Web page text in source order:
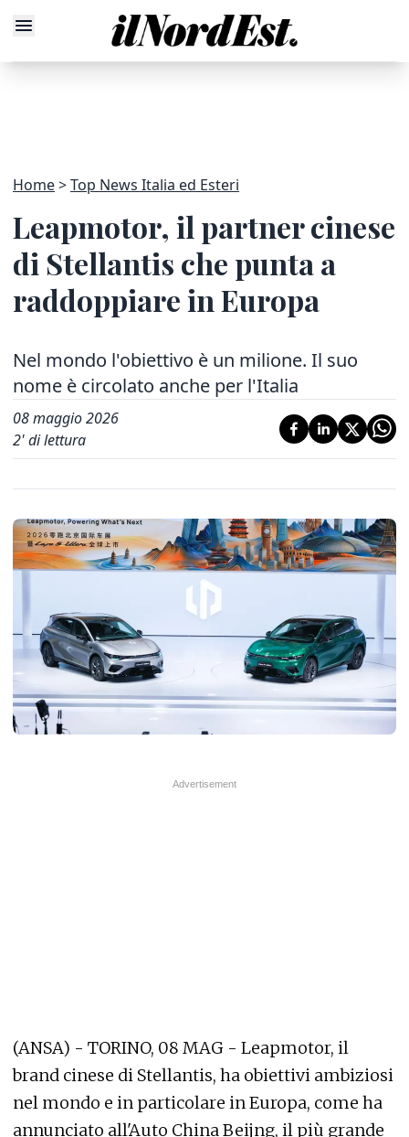
Home Top News Italia ed Esteri
Leapmotor, il partner cinese
di Stellantis che punta a
raddoppiare in Europa
Nel mondo l'obiettivo è un milione. Il suo
nome è circolato anche per l'Italia
08 maggio 2026
2' di lettura
(ANSA) - TORINO, 08 MAG - Leapmotor, il
brand cinese di Stellantis, ha obiettivi ambiziosi
nel mondo e in particolare in Europa, come ha
annunciato all'Auto China Beijng, il più grande